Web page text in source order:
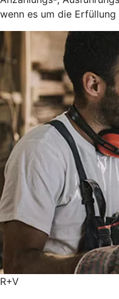
wenn es um die
R+V